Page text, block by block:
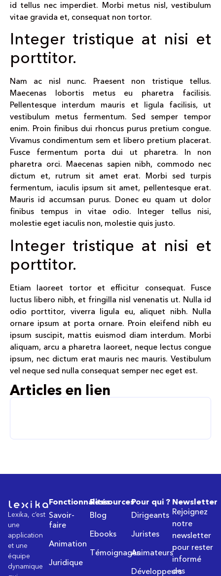
id tellus nec imperdiet. Morbi metus nisl, vestibulum
vitae gravida et, consequat non tortor.
Integer tristique at nisi et
porttitor.
Nam ac nisl nunc. Praesent non tristique tellus.
Maecenas lobortis metus eu pharetra facilisis.
Pellentesque interdum mauris et ligula facilisis, ut
vestibulum metus fermentum. Sed semper tempor
enim. Proin finibus dui rhoncus purus pretium congue.
Vivamus condimentum sem et libero pretium placerat.
Fusce fermentum porta dui ut pharetra. In non
pharetra orci. Maecenas sapien nibh, commodo nec
dictum et, rutrum sit amet erat. Morbi sed turpis
fermentum, iaculis ipsum sit amet, pellentesque erat.
Mauris id accumsan purus. Donec eu quam ut dolor
finibus tempus in vitae odio. Integer tellus nisi,
molestie eget iaculis non, molestie quis justo.
Integer tristique at nisi et
porttitor.
Etiam laoreet tortor et efficitur consequat. Fusce
luctus libero nibh, et fringilla nisl venenatis ut. Nulla id
odio porttitor, viverra ligula eu, aliquet nibh. Nulla
ornare ipsum at porta ornare. Proin eleifend nibh eu
ipsum suscipit, mattis euismod diam interdum. Morbi
aliquam, arcu a pharetra laoreet, neque lectus congue
ipsum, nec dictum erat mauris nec mauris. Vestibulum
vel neque sed nulla consequat semper nec eget est.
Articles en lien
Lexika, c’est
une
application
et une
équipe
dynamique
Fonctionnalités
Savoir-
faire
Animation
Juridique
Ressources
Blog
Ebooks
Témoignages
Pour qui ?
Dirigeants
Juristes
Animateurs
Développeurs
Newsletter
Rejoignez
notre
newsletter
pour rester
informé
des